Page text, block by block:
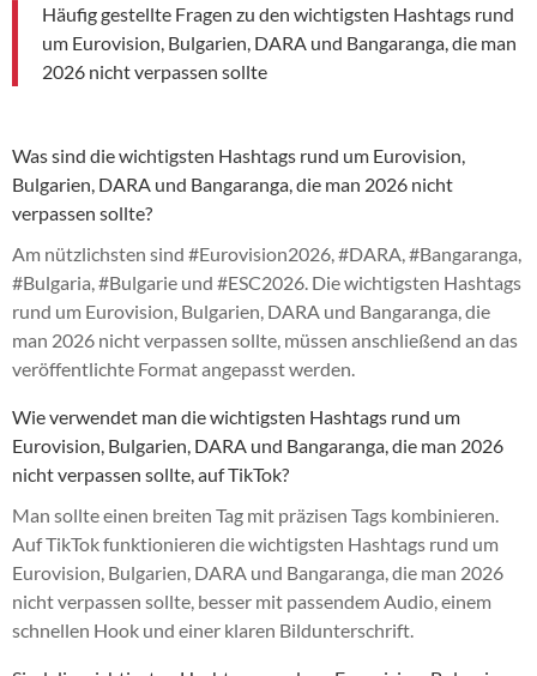
Häufig gestellte Fragen zu den wichtigsten Hashtags rund
um Eurovision, Bulgarien, DARA und Bangaranga, die man
2026 nicht verpassen sollte
Was sind die wichtigsten Hashtags rund um Eurovision,
Bulgarien, DARA und Bangaranga, die man 2026 nicht
verpassen sollte?
Am nützlichsten sind #Eurovision2026, #DARA, #Bangaranga,
#Bulgaria, #Bulgarie und #ESC2026. Die wichtigsten Hashtags
rund um Eurovision, Bulgarien, DARA und Bangaranga, die
man 2026 nicht verpassen sollte, müssen anschließend an das
veröffentlichte Format angepasst werden.
Wie verwendet man die wichtigsten Hashtags rund um
Eurovision, Bulgarien, DARA und Bangaranga, die man 2026
nicht verpassen sollte, auf TikTok?
Man sollte einen breiten Tag mit präzisen Tags kombinieren.
Auf TikTok funktionieren die wichtigsten Hashtags rund um
Eurovision, Bulgarien, DARA und Bangaranga, die man 2026
nicht verpassen sollte, besser mit passendem Audio, einem
schnellen Hook und einer klaren Bildunterschrift.